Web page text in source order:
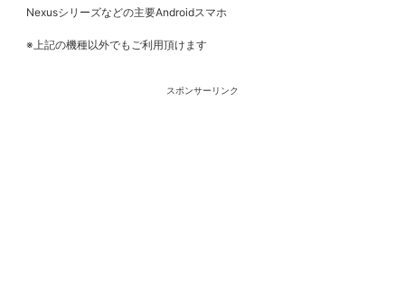
Nexusシリーズなどの主要Androidスマホ
※上記の機種以外でもご利用頂けます
スポンサーリンク